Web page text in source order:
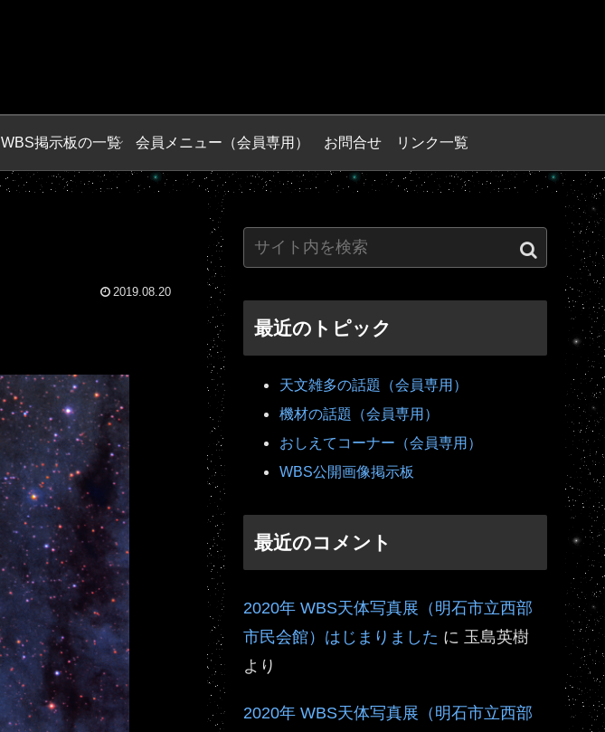
WBS掲示板の一覧 会員メニュー（会員専用） お問合せ リンク一覧
2019.08.20
最近のトピック
天文雑多の話題（会員専用）
機材の話題（会員専用）
おしえてコーナー（会員専用）
WBS公開画像掲示板
最近のコメント
2020年 WBS天体写真展（明石市立西部
市民会館）はじまりました に 玉島英樹
より
2020年 WBS天体写真展（明石市立西部